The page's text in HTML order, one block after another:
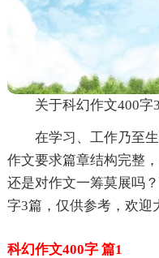
关于科幻作文400字
在学习、工作乃至
作文要求篇章结构完整
还是对作文一筹莫展吗
字3篇，仅供参考，欢迎
科幻作文400字 篇1